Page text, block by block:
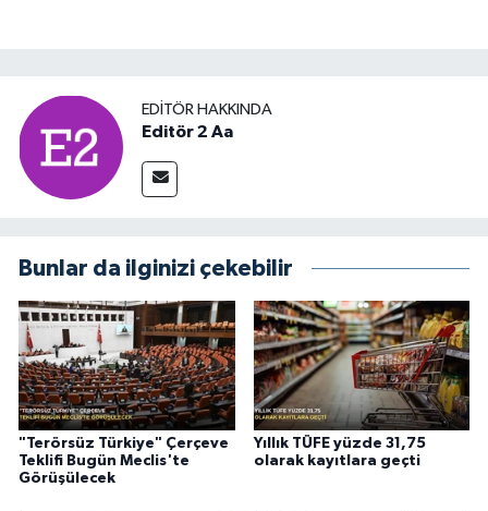
EDITÖR HAKKINDA
Editör 2 Aa
Bunlar da ilginizi çekebilir
"Terörsüz Türkiye" Çerçeve
Teklifi Bugün Meclis'te
Görüşülecek
Yıllık TÜFE yüzde 31,75
olarak kayıtlara geçti